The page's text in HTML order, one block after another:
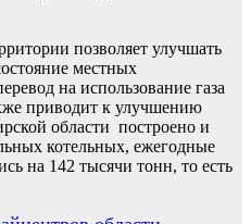
позволяет улучшать
местных
на использование газа
приводит к улучшению
области построено и
котельных, ежегодные
на 142 тысячи тонн, то есть